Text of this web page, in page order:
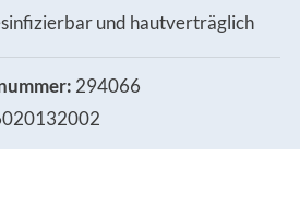
und hautverträglich
294066